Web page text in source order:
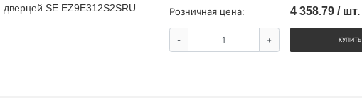
SE EZ9E312S2SRU Розничная цена: 4 358.79 / шт.
- + КУПИТЬ